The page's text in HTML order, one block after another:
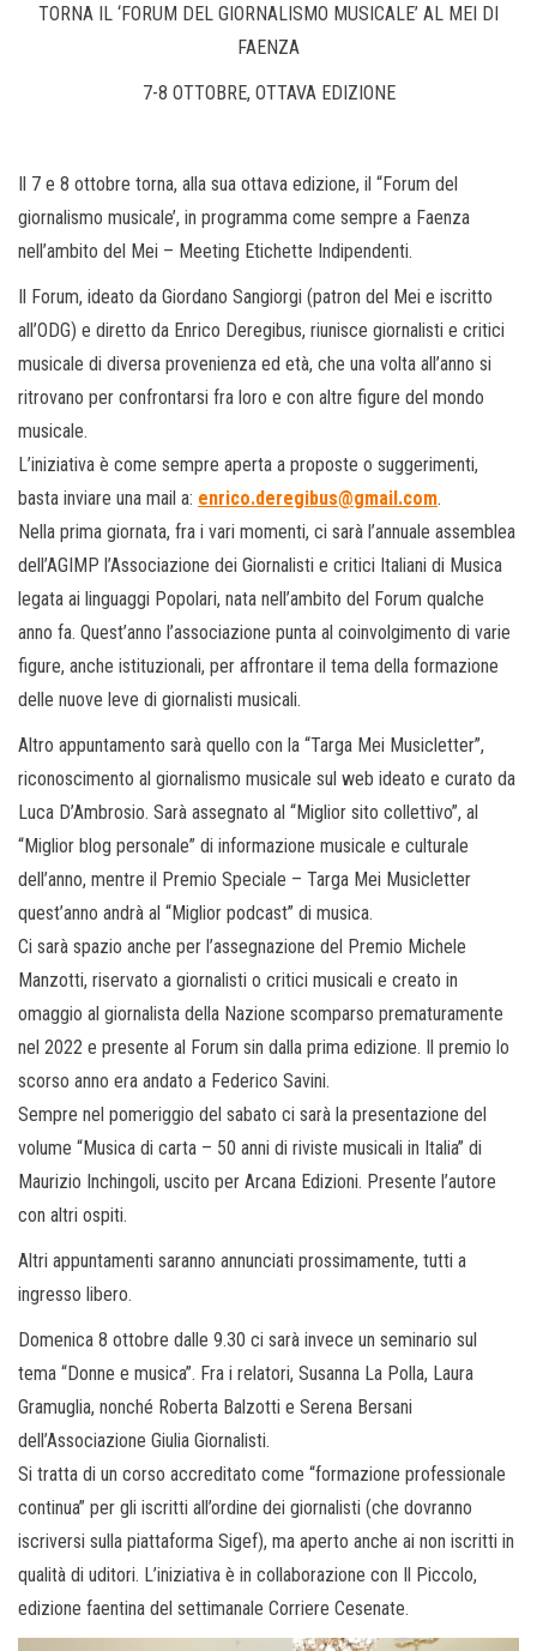
TORNA IL ‘FORUM DEL GIORNALISMO MUSICALE’ AL MEI DI
FAENZA
7-8 OTTOBRE, OTTAVA EDIZIONE
Il 7 e 8 ottobre torna, alla sua ottava edizione, il “Forum del
giornalismo musicale’, in programma come sempre a Faenza
nell’ambito del Mei – Meeting Etichette Indipendenti.
Il Forum, ideato da Giordano Sangiorgi (patron del Mei e iscritto
all’ODG) e diretto da Enrico Deregibus, riunisce giornalisti e critici
musicale di diversa provenienza ed età, che una volta all’anno si
ritrovano per confrontarsi fra loro e con altre figure del mondo
musicale.
L’iniziativa è come sempre aperta a proposte o suggerimenti,
basta inviare una mail a: enrico.deregibus@gmail.com.
Nella prima giornata, fra i vari momenti, ci sarà l’annuale assemblea
dell’AGIMP l’Associazione dei Giornalisti e critici Italiani di Musica
legata ai linguaggi Popolari, nata nell’ambito del Forum qualche
anno fa. Quest’anno l’associazione punta al coinvolgimento di varie
figure, anche istituzionali, per affrontare il tema della formazione
delle nuove leve di giornalisti musicali.
Altro appuntamento sarà quello con la “Targa Mei Musicletter”,
riconoscimento al giornalismo musicale sul web ideato e curato da
Luca D’Ambrosio. Sarà assegnato al “Miglior sito collettivo”, al
“Miglior blog personale” di informazione musicale e culturale
dell’anno, mentre il Premio Speciale – Targa Mei Musicletter
quest’anno andrà al “Miglior podcast” di musica.
Ci sarà spazio anche per l’assegnazione del Premio Michele
Manzotti, riservato a giornalisti o critici musicali e creato in
omaggio al giornalista della Nazione scomparso prematuramente
nel 2022 e presente al Forum sin dalla prima edizione. Il premio lo
scorso anno era andato a Federico Savini.
Sempre nel pomeriggio del sabato ci sarà la presentazione del
volume “Musica di carta – 50 anni di riviste musicali in Italia” di
Maurizio Inchingoli, uscito per Arcana Edizioni. Presente l’autore
con altri ospiti.
Altri appuntamenti saranno annunciati prossimamente, tutti a
ingresso libero.
Domenica 8 ottobre dalle 9.30 ci sarà invece un seminario sul
tema “Donne e musica”. Fra i relatori, Susanna La Polla, Laura
Gramuglia, nonché Roberta Balzotti e Serena Bersani
dell’Associazione Giulia Giornalisti.
Si tratta di un corso accreditato come “formazione professionale
continua” per gli iscritti all’ordine dei giornalisti (che dovranno
iscriversi sulla piattaforma Sigef), ma aperto anche ai non iscritti in
qualità di uditori. L’iniziativa è in collaborazione con Il Piccolo,
edizione faentina del settimanale Corriere Cesenate.